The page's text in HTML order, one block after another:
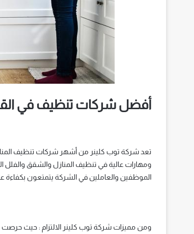
أفضل شركات تنظيف في
تعد شركة توب كلينر من أشهر شركات تنظيف
ومهارات عالية في تنظيف المنازل والشقق
الموظفين والعاملين في الشركة يتمتعون بكفاءة
ومن مميزات شركة توب كلينر الالتزام : حيث حرصت